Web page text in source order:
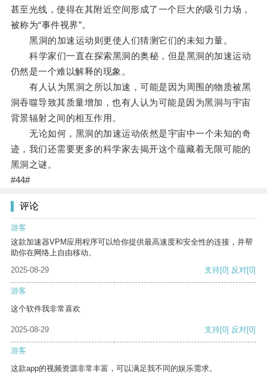
甚至光线，使得在其附近空间形成了一个巨大的吸引力场，
被称为“事件视界”。
黑洞的加速运动则更使人们猜测它们的未知力量。
科学家们一直在探索黑洞的奥秘，但是黑洞的加速运动
仍然是一个难以解释的现象。
有人认为黑洞之所以加速，可能是因为周围的物质被黑
洞吞噬导致其质量增加，也有人认为可能是因为黑洞与宇宙
背景辐射之间的相互作用。
无论如何，黑洞的加速运动依然是宇宙中一个未知的奇
迹，我们还需要更多的科学家去揭开这个蕴藏着无限可能的
黑洞之谜。
#44#
评论
游客
这款加速器VPM应用程序可以给你提供最高速度和安全性的连接，并帮
助你在网络上自由移动。
2025-08-29
支持[0] 反对[0]
游客
这个软件我非常喜欢
2025-08-29 支持[0] 反对[0]
游客
这款app的视频资源非常丰富，可以满足我不同的娱乐需求。